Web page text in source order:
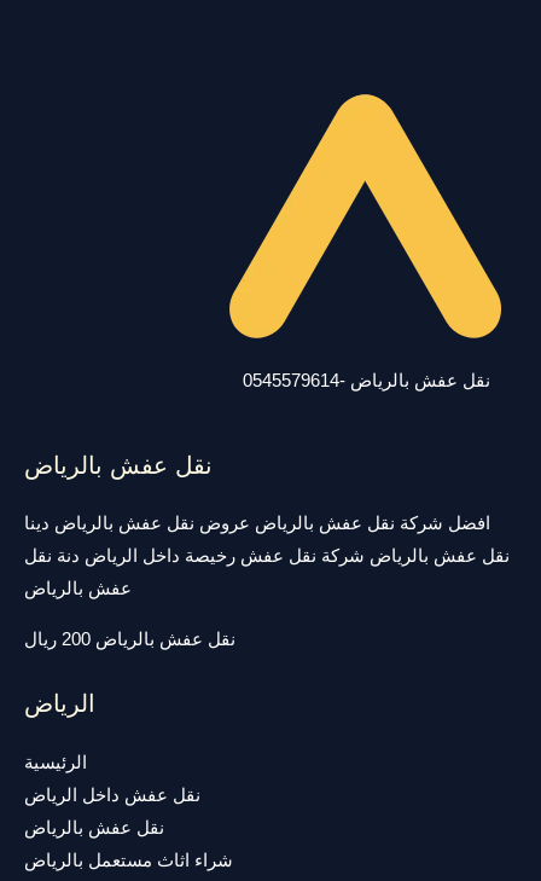
نقل عفش بالرياض -0545579614
نقل عفش بالرياض
افضل شركة نقل عفش بالرياض عروض نقل عفش بالرياض دينا
نقل عفش بالرياض شركة نقل عفش رخيصة داخل الرياض دنة نقل
عفش بالرياض
نقل عفش بالرياض 200 ريال
الرياض
الرئيسية
نقل عفش داخل الرياض
نقل عفش بالرياض
شراء اثاث مستعمل بالرياض